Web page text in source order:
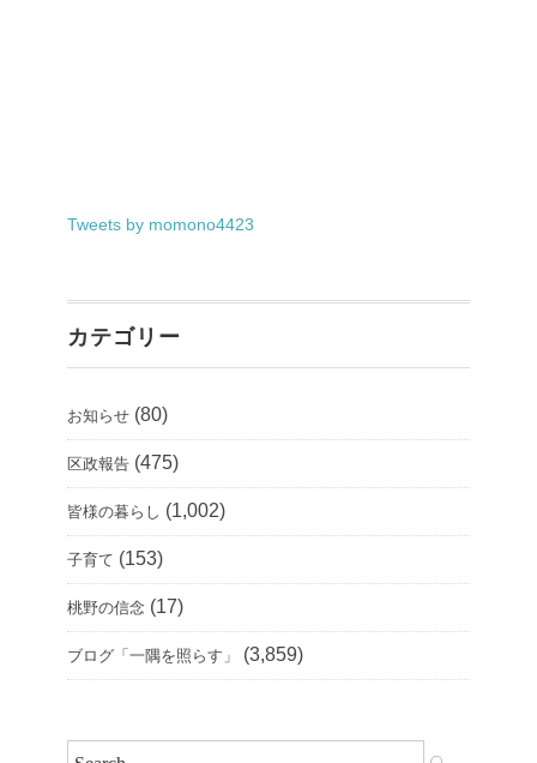
Tweets by momono4423
カテゴリー
お知らせ (80)
区政報告 (475)
皆様の暮らし (1,002)
子育て (153)
桃野の信念 (17)
ブログ「一隅を照らす」 (3,859)